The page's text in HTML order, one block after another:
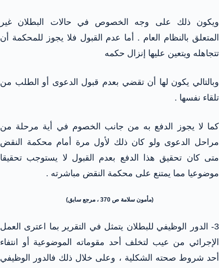
ويكون ذلك على وجه الخصوص في حالات البطلان غير
المتعلق بالنظام العام . أما عدم القبول فلا يجوز للمحكمة أن
تتجاهله ويتعين عليها إنزال حكمه
وبالتالي يكون لها أن تقضي بعدم قبول الدعوى أو الطلب من
تلقاء نفسها .
كما لا يجوز الدفع به من جانب الخصوم في أية مرحلة من
مراحل الدعوى ولو كان ذلك لأول مرة أمام محكمة النقض
متى كان تحقيق هذا الدفع بعدم القبول لا يستوجب تحقيقا
موضوعيا مما يمتنع على محكمة النقض مباشرته .
(مأمون سلامة ص 370 ، مرجع سابق)
3- الدور الوظيفي للبطلان يتمثل في التقرير بما اعترى العمل
الإجرائي من عيب لتخلف أحد مقوماته الموضوعية أو انتفاء
أحد شروط صحته الشكلية ، وعلى خلال ذلك فالدور الوظيفي